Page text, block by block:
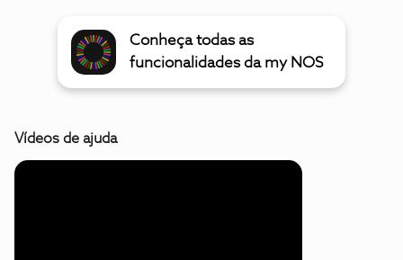
Conheça todas as
funcionalidades da my NOS
Vídeos de ajuda